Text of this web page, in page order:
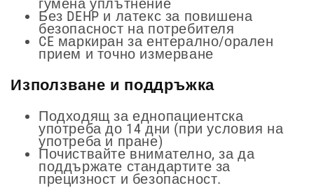
Без DEHP и латекс за повишена
безопасност на потребителя
CE маркиран за ентерално/орален
прием и точно измерване
Използване и поддръжка
Подходящ за еднопациентска
употреба до 14 дни (при условия на
употреба и пране)
Почиствайте внимателно, за да
поддържате стандартите за
прецизност и безопасност.